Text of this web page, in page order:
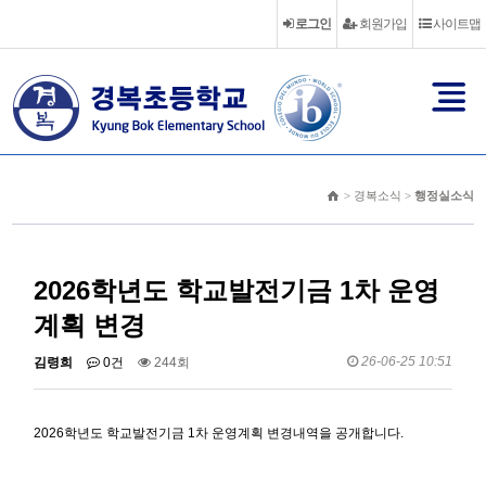
사이트맵
회원가입
로그인
> 경복소식 > 행정실소식
2026학년도 학교발전기금 1차 운영
계획 변경
김령희 0건 244회 26-06-25 10:51
2026학년도 학교발전기금 1차 운영계획 변경내역을 공개합니다.